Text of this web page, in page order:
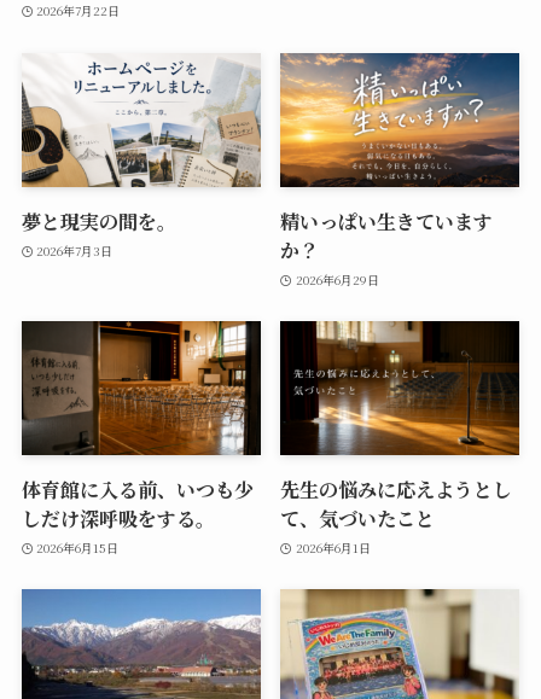
2026年7月22日
夢と現実の間を。
2026年7月3日
精いっぱい生きています
か？
2026年6月29日
体育館に入る前、いつも少
しだけ深呼吸をする。
2026年6月15日
先生の悩みに応えようとし
て、気づいたこと
2026年6月1日